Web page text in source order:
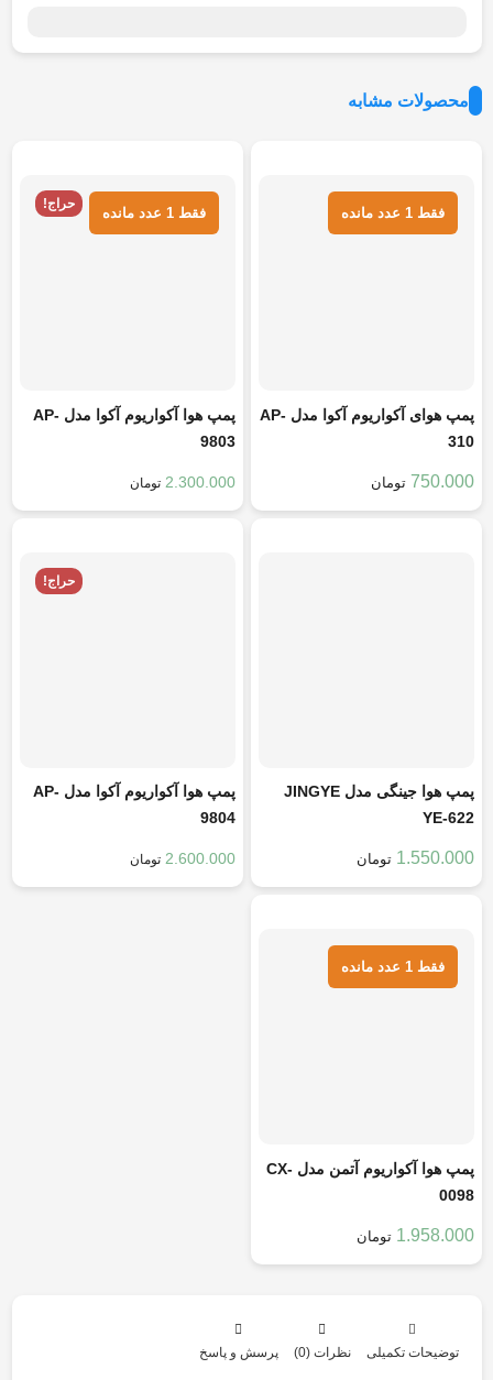
محصولات مشابه
فقط 1 عدد مانده
پمپ هوای آکواریوم آکوا مدل AP-
310
تومان750.000
فقط 1 عدد مانده
حراج!
پمپ هوا آکواریوم آکوا مدل AP-
9803
تومان2.300.000
پمپ هوا جینگی مدل JINGYE
YE-622
تومان1.550.000
حراج!
پمپ هوا آکواریوم آکوا مدل AP-
9804
تومان2.600.000
فقط 1 عدد مانده
پمپ هوا آکواریوم آتمن مدل CX-
0098
تومان1.958.000
توضیحات تکمیلی نظرات (0) پرسش و پاسخ